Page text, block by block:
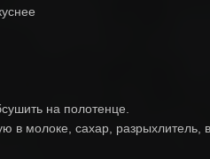
на полотенце.
в молоке, сахар, разрыхлитель,